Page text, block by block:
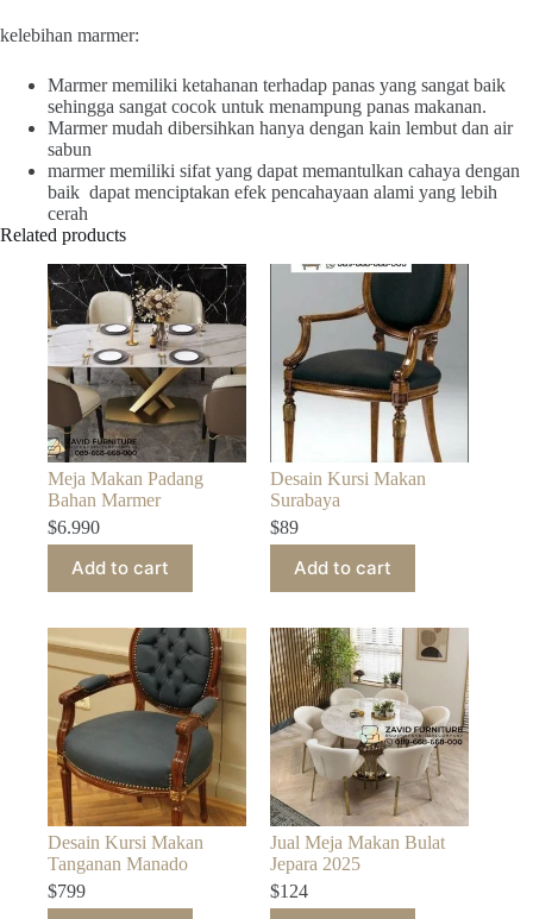
kelebihan marmer:
Marmer memiliki ketahanan terhadap panas yang sangat baik
sehingga sangat cocok untuk menampung panas makanan.
Marmer mudah dibersihkan hanya dengan kain lembut dan air
sabun
marmer memiliki sifat yang dapat memantulkan cahaya dengan
baik dapat menciptakan efek pencahayaan alami yang lebih
cerah
Related products
Meja Makan Padang
Bahan Marmer
$6.990
Add to cart
Desain Kursi Makan
Surabaya
$89
Add to cart
Desain Kursi Makan
Tanganan Manado
$799
Jual Meja Makan Bulat
Jepara 2025
$124